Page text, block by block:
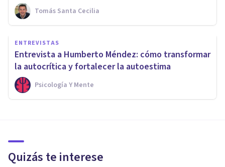
Tomás Santa Cecilia
ENTREVISTAS
Entrevista a Humberto Méndez: cómo transformar
la autocrítica y fortalecer la autoestima
Psicología Y Mente
Quizás te interese